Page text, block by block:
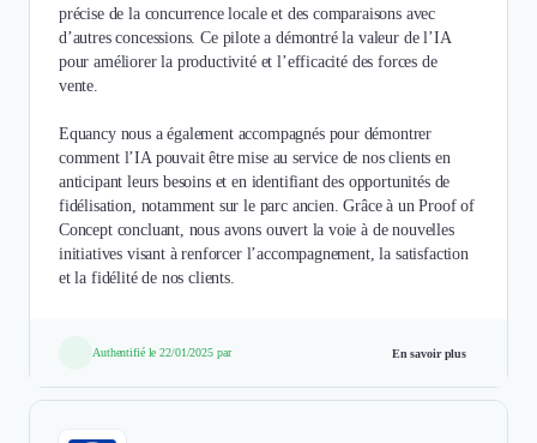
précise de la concurrence locale et des comparaisons avec
d’autres concessions. Ce pilote a démontré la valeur de l’IA
pour améliorer la productivité et l’efficacité des forces de
vente.
Equancy nous a également accompagnés pour démontrer
comment l’IA pouvait être mise au service de nos clients en
anticipant leurs besoins et en identifiant des opportunités de
fidélisation, notamment sur le parc ancien. Grâce à un Proof of
Concept concluant, nous avons ouvert la voie à de nouvelles
initiatives visant à renforcer l’accompagnement, la satisfaction
et la fidélité de nos clients.
Authentifié le 22/01/2025 par En savoir plus